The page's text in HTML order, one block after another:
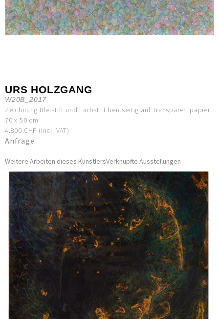
URS HOLZGANG
W20B_2017
Zeichnung Bleistift und Farbstift beidseitig auf Transparentpapier
70 x 50 cm
4.800 CHF (incl. VAT)
Anfrage
Weitere Arbeiten dieses KünstlersVerknüpfte Ausstellungen